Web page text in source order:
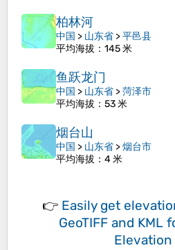
柏林河
中国 > 山东省 >平邑县
平均海拔 ：145 米
鱼跃龙门
中国 > 山东省 >菏泽市
平均海拔 ：53 米
烟台山
中国 > 山东省 >烟台市
平均海拔 ：4 米
👉 Easily get
GeoTIFF and KML
Elevation